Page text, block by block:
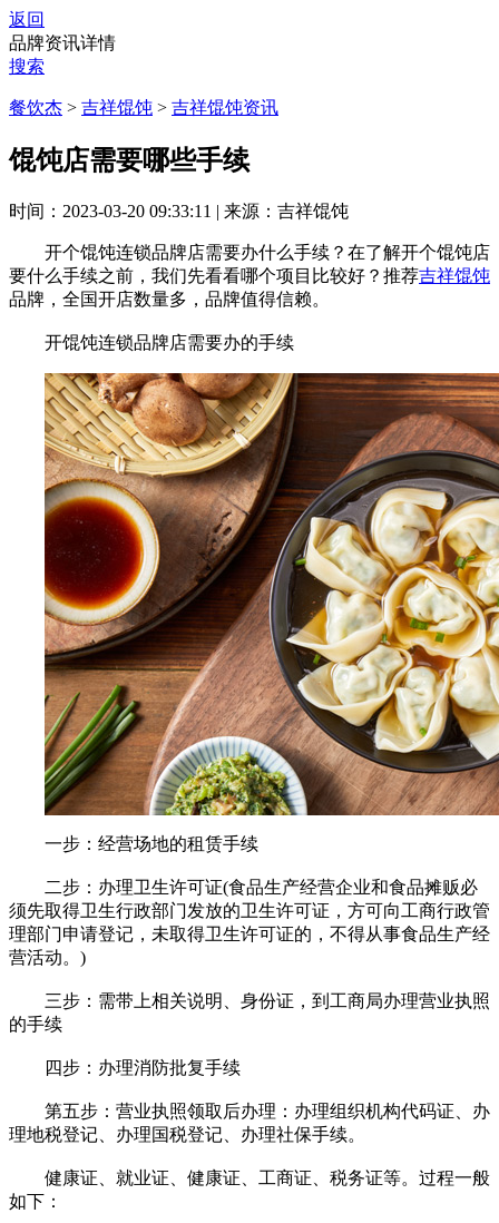
返回
品牌资讯详情
搜索
餐饮杰 > 吉祥馄饨 > 吉祥馄饨资讯
馄饨店需要哪些手续
时间：2023-03-20 09:33:11 | 来源：吉祥馄饨
开个馄饨连锁品牌店需要办什么手续？在了解开个馄饨店
要什么手续之前，我们先看看哪个项目比较好？推荐吉祥馄饨
品牌，全国开店数量多，品牌值得信赖。
开馄饨连锁品牌店需要办的手续
一步：经营场地的租赁手续
二步：办理卫生许可证(食品生产经营企业和食品摊贩必
须先取得卫生行政部门发放的卫生许可证，方可向工商行政管
理部门申请登记，未取得卫生许可证的，不得从事食品生产经
营活动。)
三步：需带上相关说明、身份证，到工商局办理营业执照
的手续
四步：办理消防批复手续
第五步：营业执照领取后办理：办理组织机构代码证、办
理地税登记、办理国税登记、办理社保手续。
健康证、就业证、健康证、工商证、税务证等。过程一般
如下：